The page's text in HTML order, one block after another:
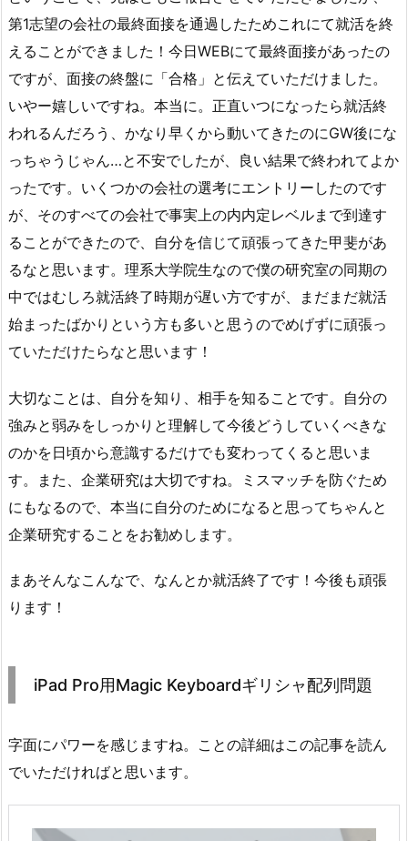
第1志望の会社の最終面接を通過したためこれにて就活を終
えることができました！今日WEBにて最終面接があったの
ですが、面接の終盤に「合格」と伝えていただけました。
いやー嬉しいですね。本当に。正直いつになったら就活終
われるんだろう、かなり早くから動いてきたのにGW後にな
っちゃうじゃん…と不安でしたが、良い結果で終われてよか
ったです。いくつかの会社の選考にエントリーしたのです
が、そのすべての会社で事実上の内内定レベルまで到達す
ることができたので、自分を信じて頑張ってきた甲斐があ
るなと思います。理系大学院生なので僕の研究室の同期の
中ではむしろ就活終了時期が遅い方ですが、まだまだ就活
始まったばかりという方も多いと思うのでめげずに頑張っ
ていただけたらなと思います！
大切なことは、自分を知り、相手を知ることです。自分の
強みと弱みをしっかりと理解して今後どうしていくべきな
のかを日頃から意識するだけでも変わってくると思いま
す。また、企業研究は大切ですね。ミスマッチを防ぐため
にもなるので、本当に自分のためになると思ってちゃんと
企業研究することをお勧めします。
まあそんなこんなで、なんとか就活終了です！今後も頑張
ります！
iPad Pro用Magic Keyboardギリシャ配列問題
字面にパワーを感じますね。ことの詳細はこの記事を読ん
でいただければと思います。